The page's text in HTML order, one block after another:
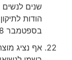
שנים לנשים
בספטמבר 1918, החלו נשים לבחור ולהיבחר.
אף נציג